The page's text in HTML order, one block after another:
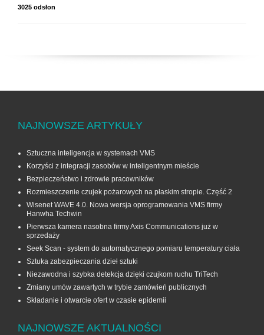
3025 odsłon
NAJNOWSZE ARTYKUŁY
Sztuczna inteligencja w systemach VMS
Korzyści z integracji zasobów w inteligentnym mieście
Bezpieczeństwo i zdrowie pracowników
Rozmieszczenie czujek pożarowych na płaskim stropie. Część 2
Wisenet WAVE 4.0. Nowa wersja oprogramowania VMS firmy
Hanwha Techwin
Pierwsza kamera nasobna firmy Axis Communications już w
sprzedaży
Seek Scan - system do automatycznego pomiaru temperatury ciała
Sztuka zabezpieczania dzieł sztuki
Niezawodna i szybka detekcja dzięki czujkom ruchu TriTech
Zmiany umów zawartych w trybie zamówień publicznych
Składanie i otwarcie ofert w czasie epidemii
NAJNOWSZE AKTUALNOŚCI